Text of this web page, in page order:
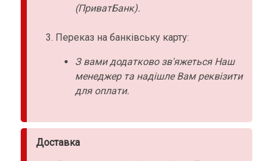
(ПриватБанк).
Переказ на банківську карту:
З вами додатково зв'яжеться Наш
менеджер та надішле Вам реквізити
для оплати.
Доставка